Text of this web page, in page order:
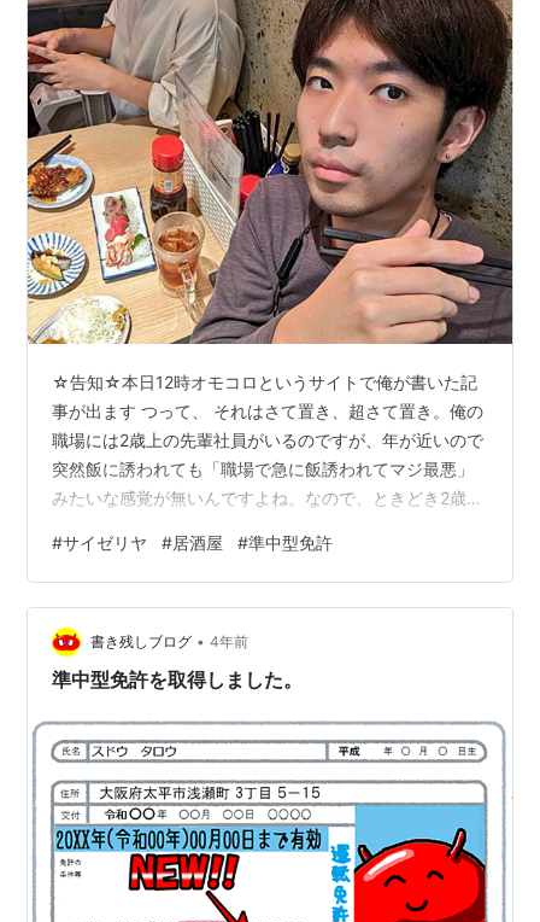
☆告知☆本日12時オモコロというサイトで俺が書いた記
事が出ます つって、 それはさて置き、超さて置き。俺の
職場には2歳上の先輩社員がいるのですが、年が近いので
突然飯に誘われても「職場で急に飯誘われてマジ最悪」
みたいな感覚が無いんですよね。なので、ときどき2歳上
サイゼリヤ行かん？ よっしゃ、行きましょう。やっぱサ
イゼが一番良いですからね安すぎファミリーレストラン
ことサイゼリヤ。昼休憩を安く豪華にするにはうってつ
けの店です。 のぎへっぺんってサイゼ行ったら何頼む？
俺はMT012です MT012って何？ あ～、すみません。説
#サイゼリヤ #居酒屋 #準中型免許
書き残しブログ • 4年前
準中型免許を取得しました。